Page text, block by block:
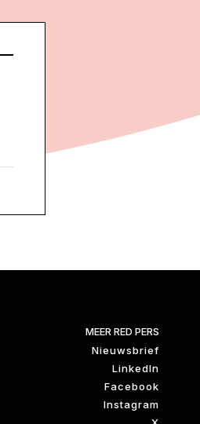
MEER RED PERS
Nieuwsbrief
LinkedIn
Facebook
Instagram